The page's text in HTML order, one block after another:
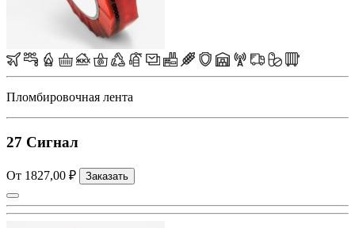
Пломбировочная лента
27 Сигнал
От 1827,00 ₽ Заказать